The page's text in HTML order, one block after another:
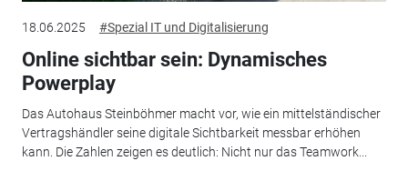
18.06.2025 #Spezial IT und Digitalisierung
Online sichtbar sein: Dynamisches
Powerplay
Das Autohaus Steinböhmer macht vor, wie ein mittelständischer
Vertragshändler seine digitale Sichtbarkeit messbar erhöhen
kann. Die Zahlen zeigen es deutlich: Nicht nur das Teamwork...